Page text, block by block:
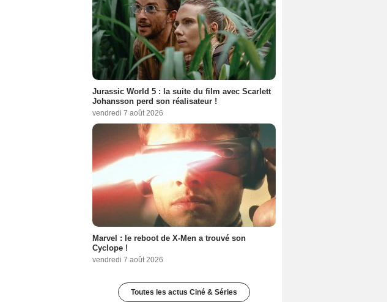
Jurassic World 5 : la suite du film avec Scarlett
Johansson perd son réalisateur !
vendredi 7 août 2026
Marvel : le reboot de X-Men a trouvé son
Cyclope !
vendredi 7 août 2026
Toutes les actus Ciné & Séries